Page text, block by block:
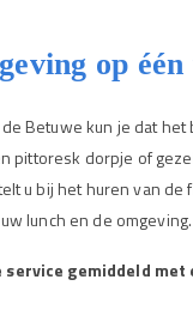
op
Betuwe kun je dat
pittoresk dorpje of
u bij het huren van
lunch en de omgeving.
gemiddeld met